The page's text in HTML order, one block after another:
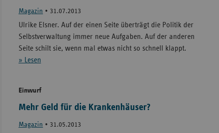
Magazin • 31.07.2013
Ulrike Elsner. Auf der einen Seite überträgt die Politik der
Selbstverwaltung immer neue Aufgaben. Auf der anderen
Seite schilt sie, wenn mal etwas nicht so schnell klappt.
» Lesen
Einwurf
Mehr Geld für die Krankenhäuser?
Magazin • 31.05.2013